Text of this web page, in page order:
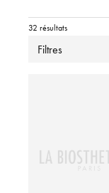
32 résultats
Filtres